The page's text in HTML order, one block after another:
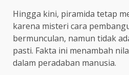
Hingga kini, piramida tetap
karena misteri cara
bermunculan, namun tidak
pasti. Fakta ini menambah
dalam peradaban manusia.